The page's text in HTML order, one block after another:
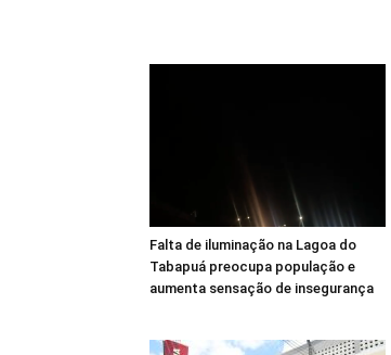
Falta de iluminação na Lagoa do
Tabapuá preocupa população e
aumenta sensação de insegurança